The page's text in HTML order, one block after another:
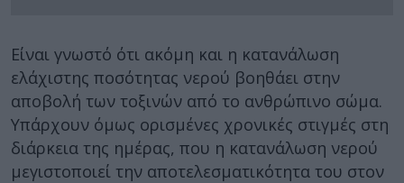
Είναι γνωστό ότι ακόμη και η κατανάλωση
ελάχιστης ποσότητας νερού βοηθάει στην
αποβολή των τοξινών από το ανθρώπινο σώμα.
Υπάρχουν όμως ορισμένες χρονικές στιγμές στη
διάρκεια της ημέρας, που η κατανάλωση νερού
μεγιστοποιεί την αποτελεσματικότητα του στον